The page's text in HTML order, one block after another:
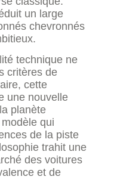
un large
chevronnés
technique ne
critères de
cette
une nouvelle
planète
qui
de la piste
trahit une
des voitures
et de